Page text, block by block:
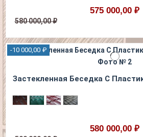
575 000,00 ₽
580 000,00 ₽
-10 000,00 ₽
Застекленная Беседка С
580 000,00 ₽